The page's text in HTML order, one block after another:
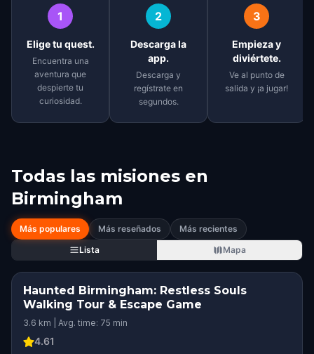
1
Elige tu quest.
Encuentra una
aventura que
despierte tu
curiosidad.
2
Descarga la
app.
Descarga y
regístrate en
segundos.
3
Empieza y
diviértete.
Ve al punto de
salida y ¡a jugar!
Todas las misiones en
Birmingham
Más populares Más reseñados
Más recientes
Lista
Mapa
Haunted Birmingham: Restless Souls
Walking Tour & Escape Game
3.6 km | Avg. time: 75 min
4.61